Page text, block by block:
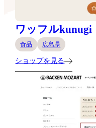
ワッフルkunugi
食品 広島県
ショップを見る